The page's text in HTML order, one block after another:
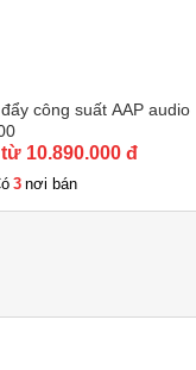
công suất AAP audio
10.890.000 đ
3 nơi bán